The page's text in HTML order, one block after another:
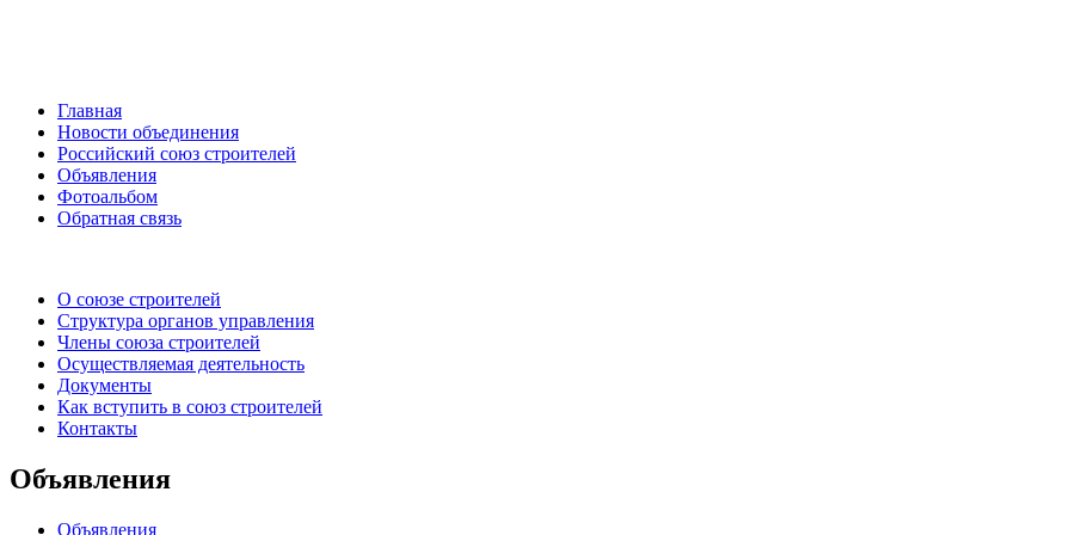
Главная
Новости объединения
Российский союз строителей
Объявления
Фотоальбом
Обратная связь
О союзе строителей
Структура органов управления
Члены союза строителей
Осуществляемая деятельность
Документы
Как вступить в союз строителей
Контакты
Объявления
Объявления